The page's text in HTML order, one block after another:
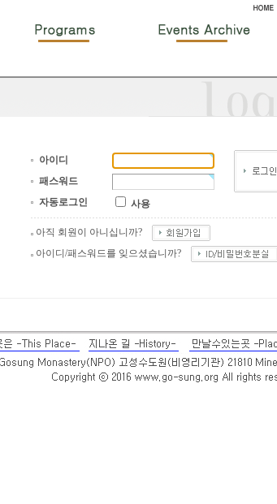
아이디
패스워드
자동로그인
사용
아직 회원이 아니십니까?
아이디/패스워드를 잊으셨습니까?